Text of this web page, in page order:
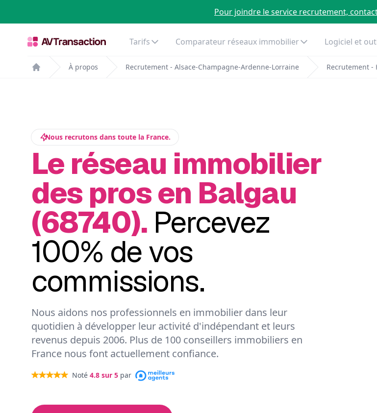
Pour joindre le service recrutement,
Tarifs Comparateur réseaux immobilier Logiciel et
Home
À propos Recrutement - Alsace-Champagne-Ardenne-Lorraine Recrutement -
Nous recrutons dans toute la France.
Le réseau immobilier
des pros en Balgau
(68740). Percevez
100% de vos
commissions.
Nous aidons nos professionnels en immobilier dans leur
quotidien à développer leur activité d'indépendant et leurs
revenus depuis 2006. Plus de 100 conseillers immobiliers en
France nous font actuellement confiance.
Noté 4.8 sur 5 par